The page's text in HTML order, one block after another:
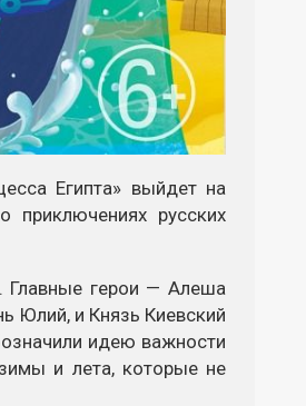
Египта» выйдет на
русских
Главные герои — Алеша
Юлий, и Князь Киевский
идею важности
и лета, которые не